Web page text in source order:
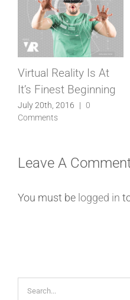
Virtual Reality Is At
It’s Finest Beginning
July 20th, 2016 |
0
Comments
Leave A
You must be logged in
Search